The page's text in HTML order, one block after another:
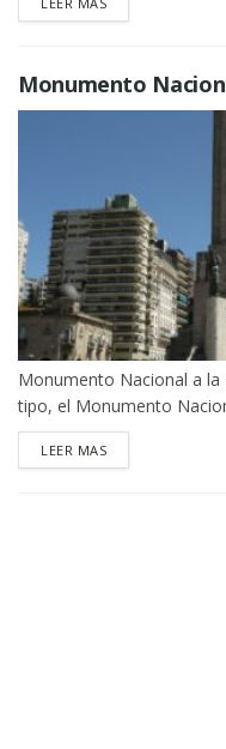
Monumento
Monumento Nacional a la
tipo, el Monumento
LEER MASDETAILS